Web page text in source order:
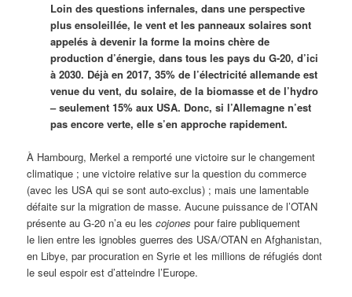
Loin des questions infernales, dans une perspective
plus ensoleillée, le vent et les panneaux solaires sont
appelés à devenir la forme la moins chère de
production d’énergie, dans tous les pays du G-20, d’ici
à 2030. Déjà en 2017, 35% de l’électricité allemande est
venue du vent, du solaire, de la biomasse et de l’hydro
– seulement 15% aux USA. Donc, si l’Allemagne n’est
pas encore verte, elle s’en approche rapidement.
À Hambourg, Merkel a remporté une victoire sur le changement
climatique ; une victoire relative sur la question du commerce
(avec les USA qui se sont auto-exclus) ; mais une lamentable
défaite sur la migration de masse. Aucune puissance de l’OTAN
présente au G-20 n’a eu lescojonespour faire publiquement
le lien entre les ignobles guerres des USA/OTAN en Afghanistan,
en Libye, par procuration en Syrie et les millions de réfugiés dont
le seul espoir est d’atteindre l’Europe.